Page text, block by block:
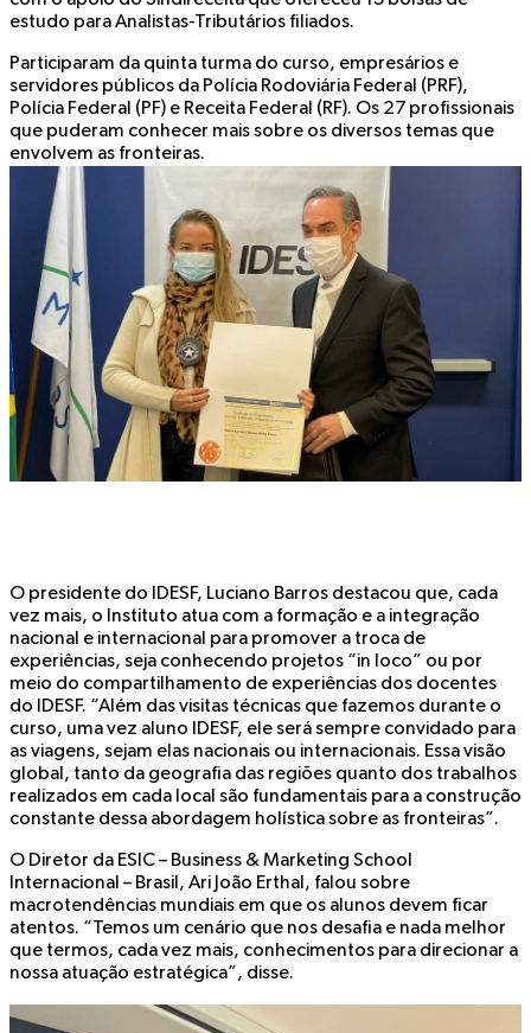
estudo para Analistas-Tributários filiados.
Participaram da quinta turma do curso, empresários e
servidores públicos da Polícia Rodoviária Federal (PRF),
Polícia Federal (PF) e Receita Federal (RF). Os 27 profissionais
que puderam conhecer mais sobre os diversos temas que
envolvem as fronteiras.
O presidente do IDESF, Luciano Barros destacou que, cada
vez mais, o Instituto atua com a formação e a integração
nacional e internacional para promover a troca de
experiências, seja conhecendo projetos “in loco” ou por
meio do compartilhamento de experiências dos docentes
do IDESF. “Além das visitas técnicas que fazemos durante o
curso, uma vez aluno IDESF, ele será sempre convidado para
as viagens, sejam elas nacionais ou internacionais. Essa visão
global, tanto da geografia das regiões quanto dos trabalhos
realizados em cada local são fundamentais para a construção
constante dessa abordagem holística sobre as fronteiras”.
O Diretor da ESIC – Business & Marketing School
Internacional – Brasil, Ari João Erthal, falou sobre
macrotendências mundiais em que os alunos devem ficar
atentos. “Temos um cenário que nos desafia e nada melhor
que termos, cada vez mais, conhecimentos para direcionar a
nossa atuação estratégica”, disse.